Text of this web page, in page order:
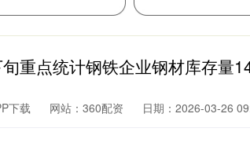
重点统计钢铁企业钢材库存量
下载 网站：360配资 日期：2026-03-26